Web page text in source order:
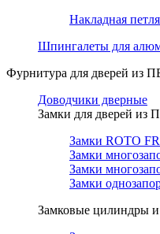
Накладная
Шпингалеты для
Фурнитура для дверей из
Доводчики дверные
Замки для дверей из
Замки ROTO
Замки
Замки
Замки
Замковые цилиндры и